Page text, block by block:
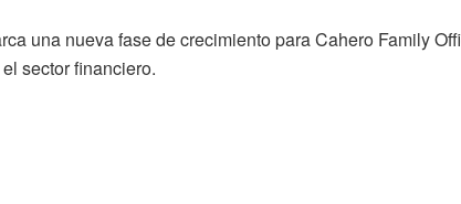
una nueva fase de crecimiento para Cahero Family
sector financiero.